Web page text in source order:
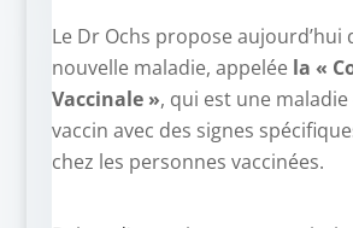
Le Dr Ochs propose aujourd’hui
nouvelle maladie, appelée la «
Vaccinale », qui est une
vaccin avec des signes
chez les personnes vaccinées.